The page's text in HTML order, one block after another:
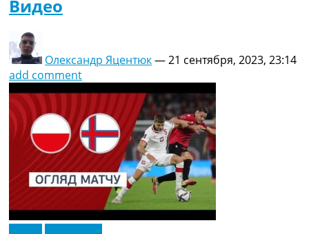
Видео
Олександр Яцентюк—21 сентября, 2023, 23:14
add comment